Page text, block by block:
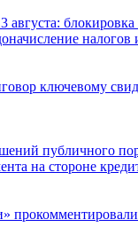
августа:
налогов
ключевому
публичного
на стороне
прокомментировали